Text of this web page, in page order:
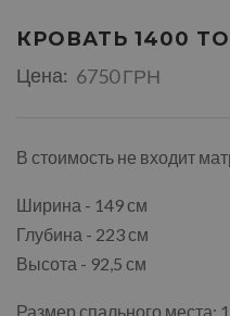
КРОВАТЬ 1400
Цена: 6750 ГРН
В стоимость не входит
Ширина - 149 см
Глубина - 223 см
Высота - 92,5 см
Размер спального места: